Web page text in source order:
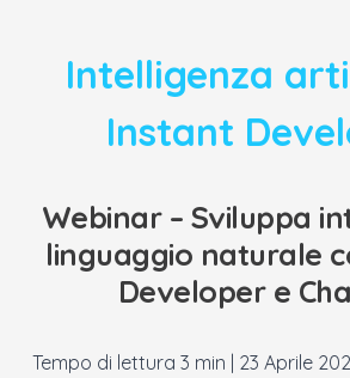
Intelligenza
Instant
Webinar – Sviluppa
linguaggio naturale
Developer e
23 Aprile